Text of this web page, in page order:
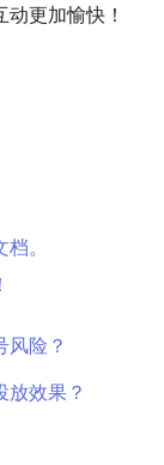
更加愉快！
。
风险？
放效果？